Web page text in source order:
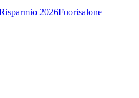
2026Fuorisalone